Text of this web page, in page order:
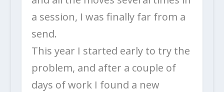
a session, I was finally far from a
send.
This year I started early to try the
problem, and after a couple of
days of work I found a new